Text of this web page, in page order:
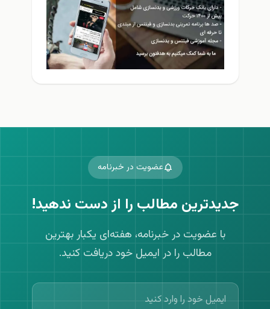
عضویت در خبرنامه
جدیدترین مطالب را از دست ندهید!
با عضویت در خبرنامه، هفته‌ای یکبار بهترین
مطالب را در ایمیل خود دریافت کنید.